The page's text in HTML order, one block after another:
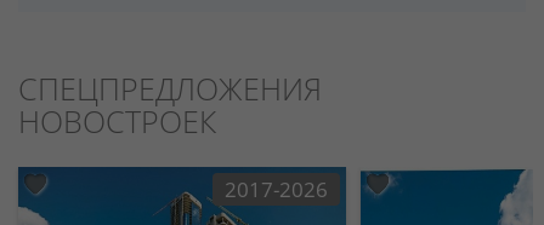
СПЕЦПРЕДЛОЖЕНИЯ
НОВОСТРОЕК
2017-2026